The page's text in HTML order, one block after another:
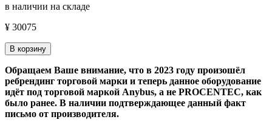
в наличии на складе
¥ 30075
В корзину
Обращаем Ваше внимание, что в 2023 году произошёл
ребрендинг торговой марки и теперь данное оборудование
идёт под торговой маркой Anybus, а не PROCENTEC, как
было ранее. В наличии подтверждающее данный факт
письмо от производителя.